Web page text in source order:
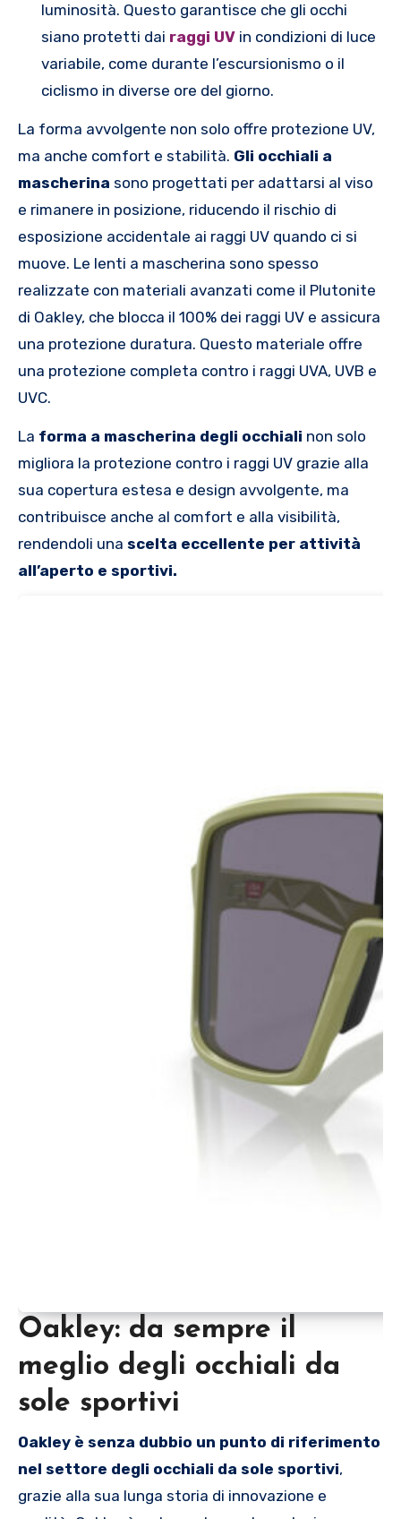
luminosità. Questo garantisce che gli occhi
siano protetti dai raggi UV in condizioni di luce
variabile, come durante l’escursionismo o il
ciclismo in diverse ore del giorno.
La forma avvolgente non solo offre protezione UV,
ma anche comfort e stabilità. Gli occhiali a
mascherina sono progettati per adattarsi al viso
e rimanere in posizione, riducendo il rischio di
esposizione accidentale ai raggi UV quando ci si
muove. Le lenti a mascherina sono spesso
realizzate con materiali avanzati come il Plutonite
di Oakley, che blocca il 100% dei raggi UV e assicura
una protezione duratura. Questo materiale offre
una protezione completa contro i raggi UVA, UVB e
UVC.
La forma a mascherina degli occhiali non solo
migliora la protezione contro i raggi UV grazie alla
sua copertura estesa e design avvolgente, ma
contribuisce anche al comfort e alla visibilità,
rendendoli una scelta eccellente per attività
all’aperto e sportivi.
Oakley: da sempre il
meglio degli occhiali da
sole sportivi
Oakley è senza dubbio un punto di riferimento
nel settore degli occhiali da sole sportivi,
grazie alla sua lunga storia di innovazione e